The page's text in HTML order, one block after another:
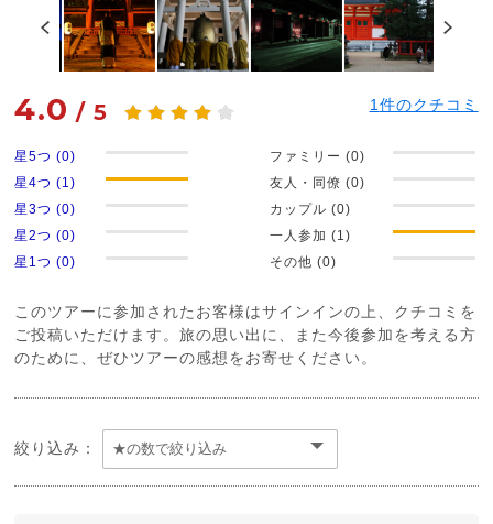
4.0 /5 1件のクチコミ
星5つ (0)
星4つ (1)
星3つ (0)
星2つ (0)
星1つ (0)
ファミリー (0)
友人・同僚 (0)
カップル (0)
一人参加 (1)
その他 (0)
このツアーに参加されたお客様はサインインの上、クチコミを
ご投稿いただけます。旅の思い出に、また今後参加を考える方
のために、ぜひツアーの感想をお寄せください。
絞り込み：